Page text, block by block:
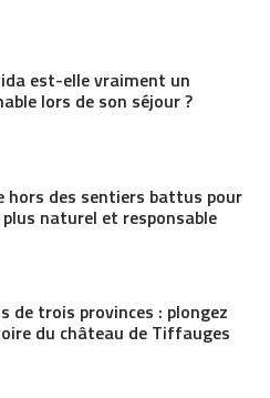
est-elle vraiment un
lors de son séjour ?
hors des sentiers battus pour
naturel et responsable
de trois provinces : plongez
du château de Tiffauges